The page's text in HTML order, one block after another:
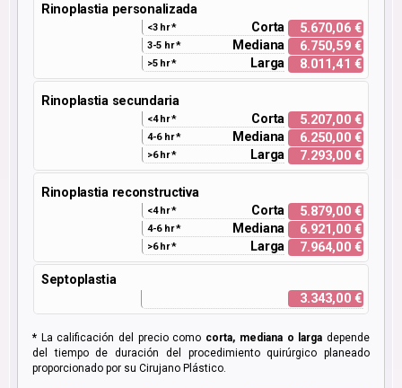
Rinoplastia personalizada
<3 hr * Corta 5.670,06 €
3-5 hr * Mediana 6.750,59 €
>5 hr * Larga 8.011,41 €
Rinoplastia secundaria
<4 hr * Corta 5.207,00 €
4-6 hr * Mediana 6.250,00 €
>6 hr * Larga 7.293,00 €
Rinoplastia reconstructiva
<4 hr * Corta 5.879,00 €
4-6 hr * Mediana 6.921,00 €
>6 hr * Larga 7.964,00 €
Septoplastia
3.343,00 €
* La calificación del precio como corta, mediana o larga depende
del tiempo de duración del procedimiento quirúrgico planeado
proporcionado por su Cirujano Plástico.